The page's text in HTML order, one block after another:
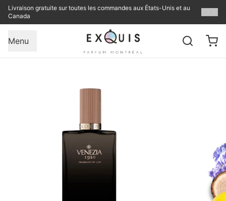
Livraison gratuite sur toutes les commandes aux États-Unis et au
Canada
Menu